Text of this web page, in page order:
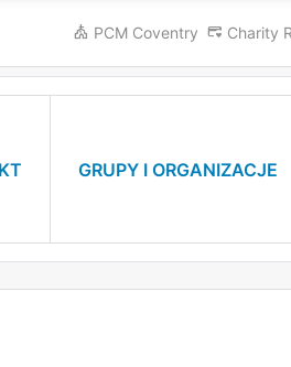
PCM Coventry Charity
GRUPY I ORGANIZACJE